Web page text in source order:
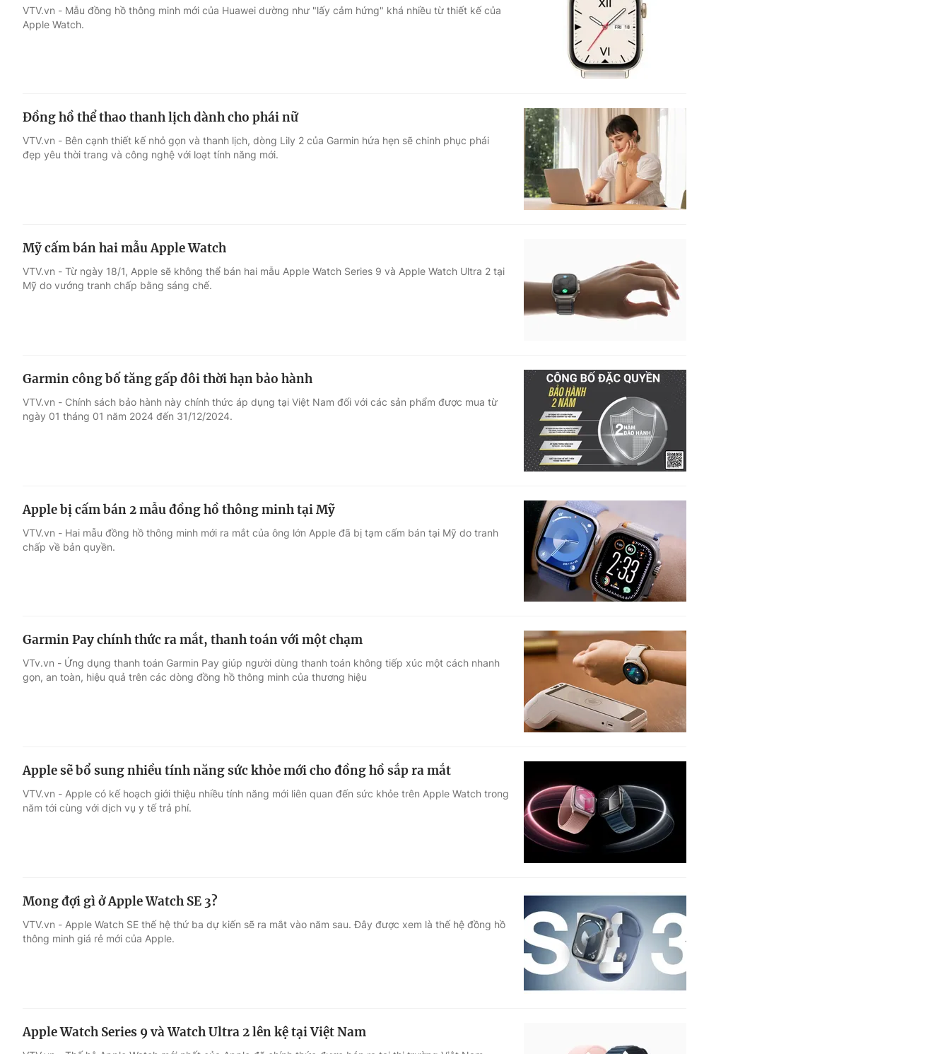
VTV.vn - Mẫu đồng hồ thông minh mới của Huawei dường như "lấy cảm hứng" khá nhiều từ thiết kế của
Apple Watch.
Đồng hồ thể thao thanh lịch dành cho phái nữ
VTV.vn - Bên cạnh thiết kế nhỏ gọn và thanh lịch, dòng Lily 2 của Garmin hứa hẹn sẽ chinh phục phái
đẹp yêu thời trang và công nghệ với loạt tính năng mới.
Mỹ cấm bán hai mẫu Apple Watch
VTV.vn - Từ ngày 18/1, Apple sẽ không thể bán hai mẫu Apple Watch Series 9 và Apple Watch Ultra 2 tại
Mỹ do vướng tranh chấp bằng sáng chế.
Garmin công bố tăng gấp đôi thời hạn bảo hành
VTV.vn - Chính sách bảo hành này chính thức áp dụng tại Việt Nam đối với các sản phẩm được mua từ
ngày 01 tháng 01 năm 2024 đến 31/12/2024.
Apple bị cấm bán 2 mẫu đồng hồ thông minh tại Mỹ
VTV.vn - Hai mẫu đồng hồ thông minh mới ra mắt của ông lớn Apple đã bị tạm cấm bán tại Mỹ do tranh
chấp về bản quyền.
Garmin Pay chính thức ra mắt, thanh toán với một chạm
VTv.vn - Ứng dụng thanh toán Garmin Pay giúp người dùng thanh toán không tiếp xúc một cách nhanh
gọn, an toàn, hiệu quả trên các dòng đồng hồ thông minh của thương hiệu
Apple sẽ bổ sung nhiều tính năng sức khỏe mới cho đồng hồ sắp ra mắt
VTV.vn - Apple có kế hoạch giới thiệu nhiều tính năng mới liên quan đến sức khỏe trên Apple Watch trong
năm tới cùng với dịch vụ y tế trả phí.
Mong đợi gì ở Apple Watch SE 3?
VTV.vn - Apple Watch SE thế hệ thứ ba dự kiến sẽ ra mắt vào năm sau. Đây được xem là thế hệ đồng hồ
thông minh giá rẻ mới của Apple.
Apple Watch Series 9 và Watch Ultra 2 lên kệ tại Việt Nam